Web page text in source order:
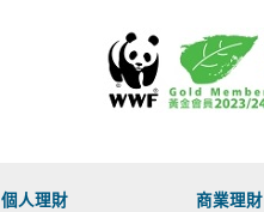
個人理財 商業理財